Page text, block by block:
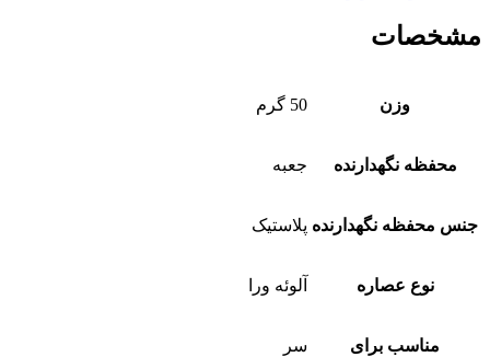
مشخصات
وزن 50 گرم
محفظه نگهدارنده جعبه
جنس محفظه نگهدارنده پلاستیک
نوع عصاره آلوئه ورا
مناسب برای سر